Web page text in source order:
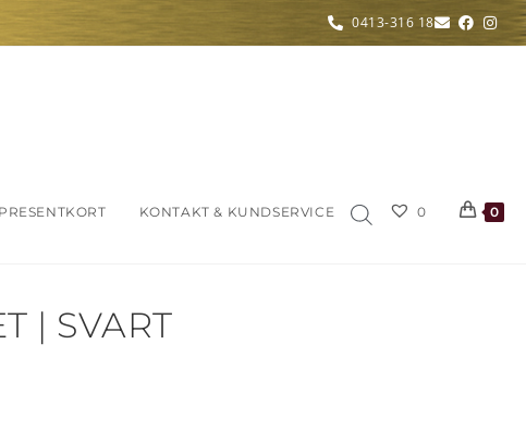
0413-316 18
PRESENTKORT KONTAKT & KUNDSERVICE 0 0
| SVART